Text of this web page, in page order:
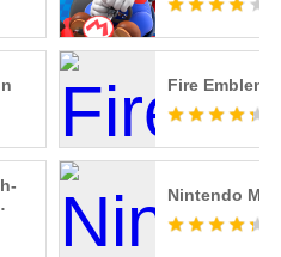
Fire Emblem
Nintendo